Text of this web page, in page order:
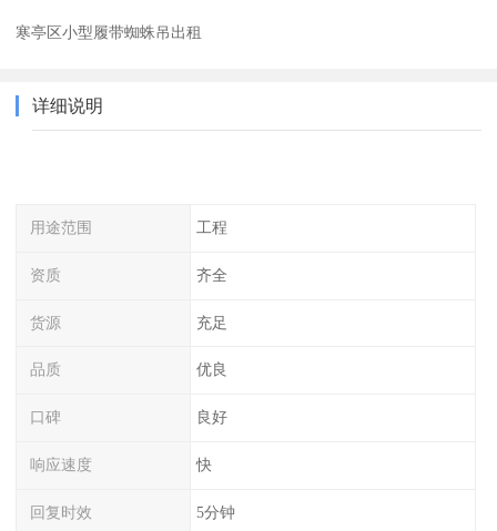
寒亭区小型履带蜘蛛吊出租
详细说明
用途范围 工程
资质 齐全
货源 充足
品质 优良
口碑 良好
响应速度 快
回复时效 5分钟